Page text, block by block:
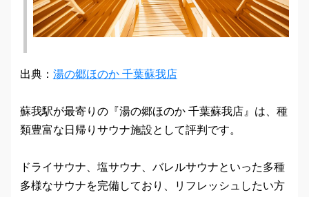
出典： 湯の郷ほのか 千葉蘇我店
蘇我駅が最寄りの『湯の郷ほのか 千葉蘇我店』は、種
類豊富な日帰りサウナ施設として評判です。
ドライサウナ、塩サウナ、バレルサウナといった多種
多様なサウナを完備しており、リフレッシュしたい方